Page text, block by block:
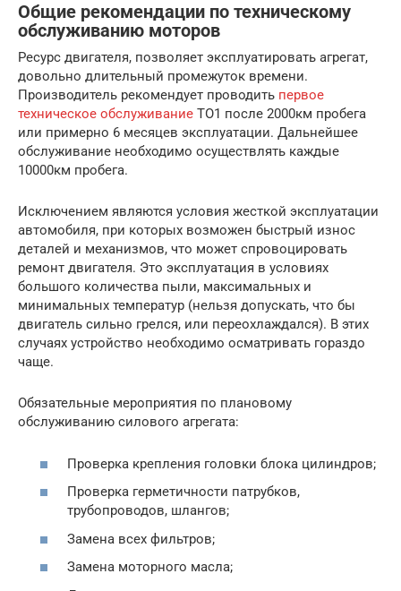
Общие рекомендации по техническому
обслуживанию моторов
Ресурс двигателя, позволяет эксплуатировать агрегат,
довольно длительный промежуток времени.
Производитель рекомендует проводить первое
техническое обслуживание ТО1 после 2000км пробега
или примерно 6 месяцев эксплуатации. Дальнейшее
обслуживание необходимо осуществлять каждые
10000км пробега.
Исключением являются условия жесткой эксплуатации
автомобиля, при которых возможен быстрый износ
деталей и механизмов, что может спровоцировать
ремонт двигателя. Это эксплуатация в условиях
большого количества пыли, максимальных и
минимальных температур (нельзя допускать, что бы
двигатель сильно грелся, или переохлаждался). В этих
случаях устройство необходимо осматривать гораздо
чаще.
Обязательные мероприятия по плановому
обслуживанию силового агрегата:
Проверка крепления головки блока цилиндров;
Проверка герметичности патрубков,
трубопроводов, шлангов;
Замена всех фильтров;
Замена моторного масла;